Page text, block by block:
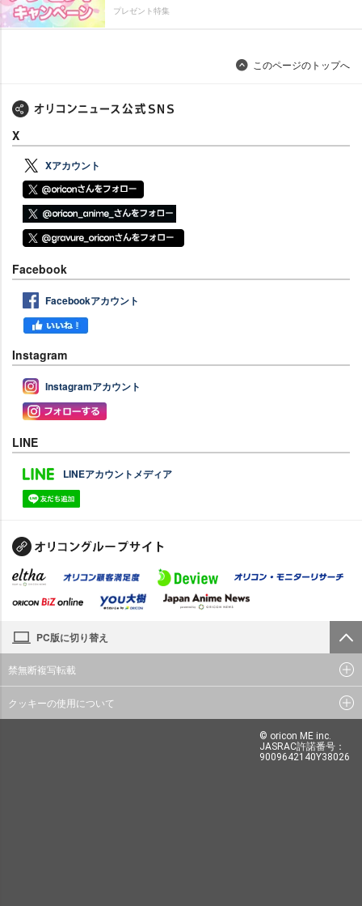
プレゼント特集
このページのトップへ
X
Xアカウント
Facebook
Facebookアカウント
Instagram
Instagramアカウント
LINE
LINEアカウントメディア
PC版に切り替え
禁無断複写転載
クッキーの使用について
© oricon ME inc.
JASRAC許諾番号：
9009642140Y38026